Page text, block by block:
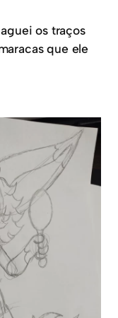
os traços
que ele